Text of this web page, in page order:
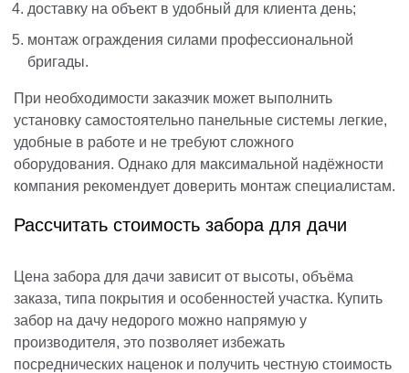
доставку на объект в удобный для клиента день;
монтаж ограждения силами профессиональной
бригады.
При необходимости заказчик может выполнить
установку самостоятельно панельные системы легкие,
удобные в работе и не требуют сложного
оборудования. Однако для максимальной надёжности
компания рекомендует доверить монтаж специалистам.
Рассчитать стоимость забора для дачи
Цена забора для дачи зависит от высоты, объёма
заказа, типа покрытия и особенностей участка. Купить
забор на дачу недорого можно напрямую у
производителя, это позволяет избежать
посреднических наценок и получить честную стоимость